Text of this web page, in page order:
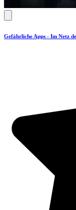
Gefährliche Apps - Im Netz